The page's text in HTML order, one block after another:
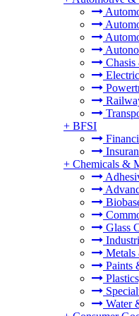
+ BFSI
+ Chemicals &
Glass
Metals
Paints
Water